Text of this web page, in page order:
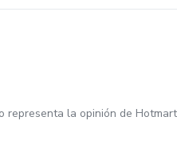
representa la opinión de